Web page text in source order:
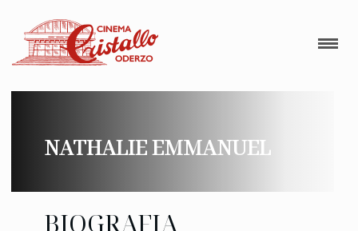
NATHALIE EMMANUEL
BIOGRAFIA